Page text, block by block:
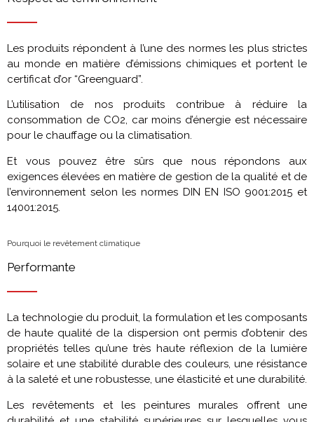
Les produits répondent à l’une des normes les plus strictes
au monde en matière d’émissions chimiques et portent le
certificat d’or “Greenguard”.
L’utilisation de nos produits contribue à réduire la
consommation de CO2, car moins d’énergie est nécessaire
pour le chauffage ou la climatisation.
Et vous pouvez être sûrs que nous répondons aux
exigences élevées en matière de gestion de la qualité et de
l’environnement selon les normes DIN EN ISO 9001:2015 et
14001:2015.
Pourquoi le revêtement climatique
Performante
La technologie du produit, la formulation et les composants
de haute qualité de la dispersion ont permis d’obtenir des
propriétés telles qu’une très haute réflexion de la lumière
solaire et une stabilité durable des couleurs, une résistance
à la saleté et une robustesse, une élasticité et une durabilité.
Les revêtements et les peintures murales offrent une